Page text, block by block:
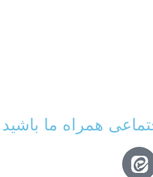
همراه ما باشید